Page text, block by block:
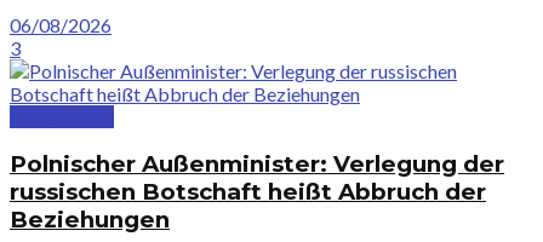
06/08/2026
3
Polnischer Außenminister: Verlegung der
russischen Botschaft heißt Abbruch der
Beziehungen